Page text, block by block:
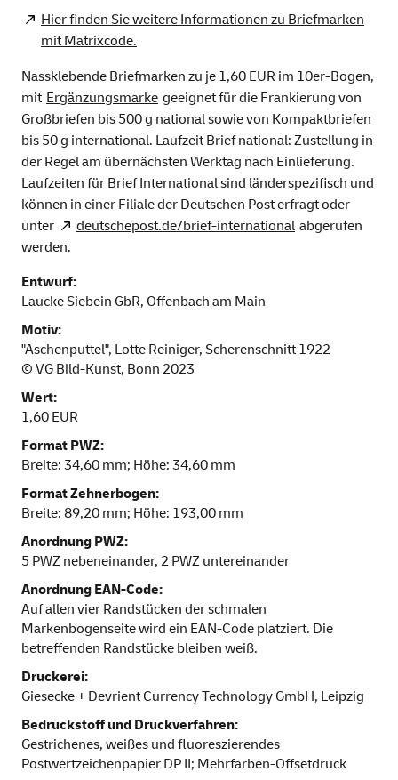
Hier finden Sie weitere Informationen zu Briefmarken
mit Matrixcode.
Nassklebende Briefmarken zu je 1,60 EUR im 10er-Bogen,
mit Ergänzungsmarke geeignet für die Frankierung von
Großbriefen bis 500 g national sowie von Kompaktbriefen
bis 50 g international. Laufzeit Brief national: Zustellung in
der Regel am übernächsten Werktag nach Einlieferung.
Laufzeiten für Brief International sind länderspezifisch und
können in einer Filiale der Deutschen Post erfragt oder
unter
deutschepost.de/brief-international abgerufen
werden.
Entwurf:
Laucke Siebein GbR, Offenbach am Main
Motiv:
"Aschenputtel", Lotte Reiniger, Scherenschnitt 1922
© VG Bild-Kunst, Bonn 2023
Wert:
1,60 EUR
Format PWZ:
Breite: 34,60 mm; Höhe: 34,60 mm
Format Zehnerbogen:
Breite: 89,20 mm; Höhe: 193,00 mm
Anordnung PWZ:
5 PWZ nebeneinander, 2 PWZ untereinander
Anordnung EAN-Code:
Auf allen vier Randstücken der schmalen
Markenbogenseite wird ein EAN-Code platziert. Die
betreffenden Randstücke bleiben weiß.
Druckerei:
Giesecke + Devrient Currency Technology GmbH, Leipzig
Bedruckstoff und Druckverfahren:
Gestrichenes, weißes und fluoreszierendes
Postwertzeichenpapier DP II; Mehrfarben-Offsetdruck